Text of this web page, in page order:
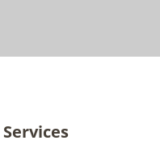
Services